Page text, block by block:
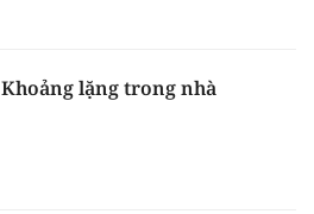
Khoảng lặng trong nhà